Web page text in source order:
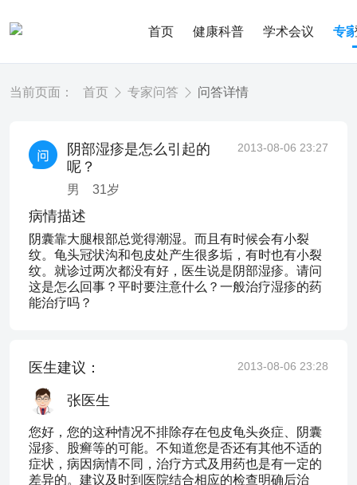
首页 健康科普 学术会议 专
当前页面： 首页 专家问答 问答详情
阴部湿疹是怎么引起的
呢？
男 31岁
2013-08-06 23:27
病情描述
阴囊靠大腿根部总觉得潮湿。而且有时候会有小裂
纹。龟头冠状沟和包皮处产生很多垢，有时也有小裂
纹。就诊过两次都没有好，医生说是阴部湿疹。请问
这是怎么回事？平时要注意什么？一般治疗湿疹的药
能治疗吗？
医生建议： 2013-08-06 23:28
张医生
您好，您的这种情况不排除存在包皮龟头炎症、阴囊
湿疹、股癣等的可能。不知道您是否还有其他不适的
症状，病因病情不同，治疗方式及用药也是有一定的
差异的。建议及时到医院结合相应的检查明确后治